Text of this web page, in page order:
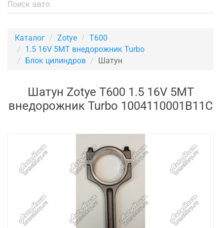
Каталог Zotye
T600
1.5 16V 5MT внедорожник Turbo
Блок цилиндров
Шатун
Шатун Zotye T600 1.5 16V 5MT
внедорожник Turbo 1004110001B11С